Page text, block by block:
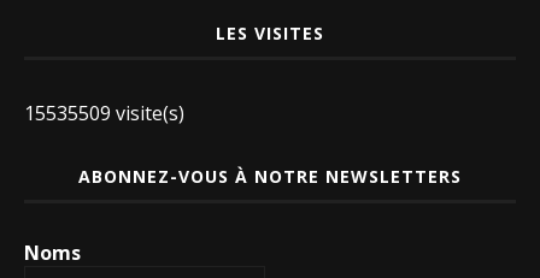
LES VISITES
15535509 visite(s)
ABONNEZ-VOUS À NOTRE NEWSLETTERS
Noms